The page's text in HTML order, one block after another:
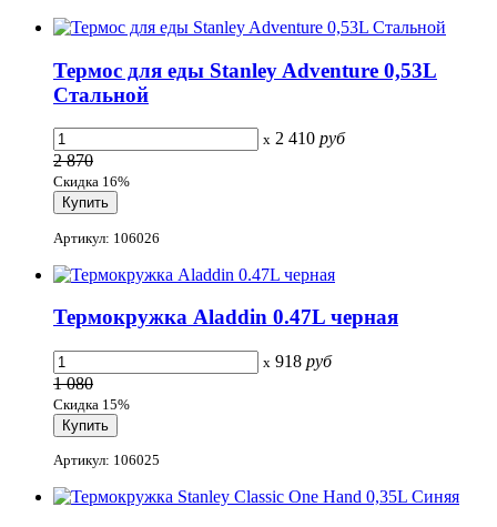
Термос для еды Stanley Adventure 0,53L
Стальной
x 2 410 руб
2 870
Скидка 16%
Артикул: 106026
Термокружка Aladdin 0.47L черная
x 918 руб
1 080
Скидка 15%
Артикул: 106025